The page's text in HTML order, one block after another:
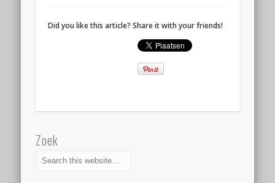
Did you like this article? Share it with your friends!
Zoek